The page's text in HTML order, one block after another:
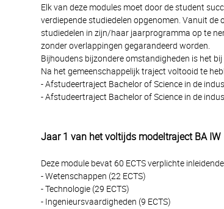
Elk van deze modules moet door de student
verdiepende studiedelen opgenomen. Vanuit
studiedelen in zijn/haar jaarprogramma op te
zonder overlappingen gegarandeerd worden.
Bijhoudens bijzondere omstandigheden is het
Na het gemeenschappelijk traject voltooid te
- Afstudeertraject Bachelor of Science in de
- Afstudeertraject Bachelor of Science in de
Jaar 1 van het voltijds modeltraject BA IW
Deze module bevat 60 ECTS verplichte
- Wetenschappen (22 ECTS)
- Technologie (29 ECTS)
- Ingenieursvaardigheden (9 ECTS)